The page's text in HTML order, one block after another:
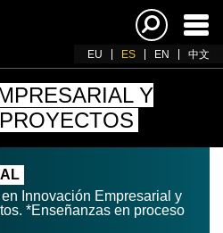
EU ES EN 中文
Y
Innovación Empresarial y
*Enseñanzas en proceso